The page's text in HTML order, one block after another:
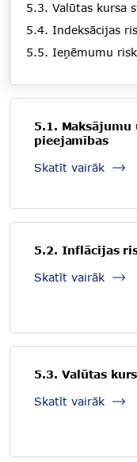
5.3. Valūtas kursa
5.4. Indeksācijas
5.5. Ieņēmumu
5.1. Maksājumu
pieejamības
Skatīt vairāk
5.2. Inflācijas
Skatīt vairāk
5.3. Valūtas
Skatīt vairāk